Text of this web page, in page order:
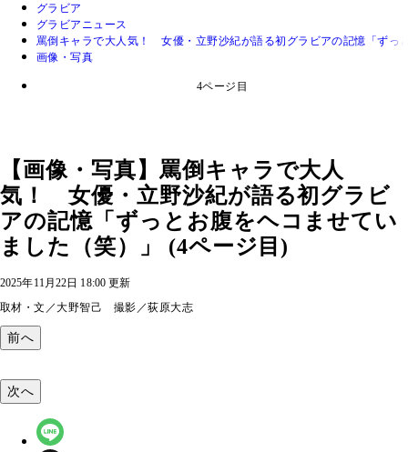
グラビア
グラビアニュース
罵倒キャラで大人気！ 女優・立野沙紀が語る初グラビアの記憶「ずっ
画像・写真
4ページ目
【画像・写真】罵倒キャラで大人
気！ 女優・立野沙紀が語る初グラビ
アの記憶「ずっとお腹をヘコませてい
ました（笑）」 (4ページ目)
2025年11月22日 18:00 更新
取材・文／大野智己 撮影／荻原大志
前へ
次へ